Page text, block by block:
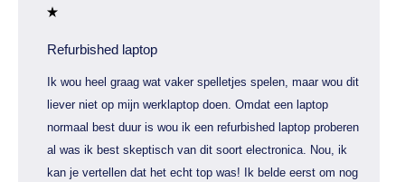
Refurbished laptop
Ik wou heel graag wat vaker spelletjes spelen, maar wou dit
liever niet op mijn werklaptop doen. Omdat een laptop
normaal best duur is wou ik een refurbished laptop proberen
al was ik best skeptisch van dit soort electronica. Nou, ik
kan je vertellen dat het echt top was! Ik belde eerst om nog